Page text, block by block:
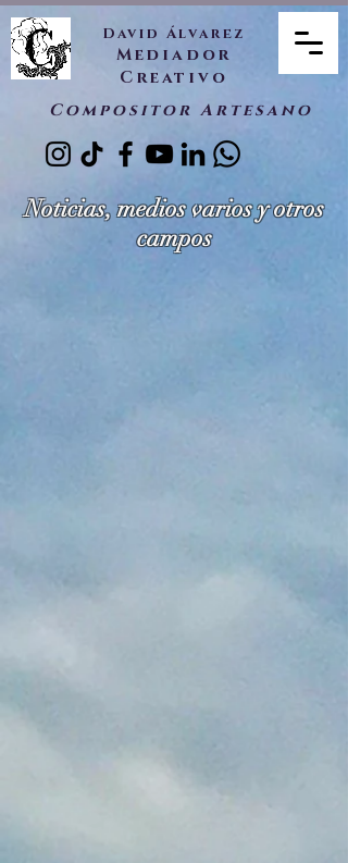
David Álvarez
Mediador
Creativo
Compositor Artesano
Noticias, medios varios y otros
campos